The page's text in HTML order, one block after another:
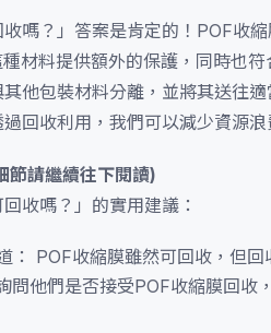
嗎？」答案是肯定的！POF收
材料提供額外的保護，同時也
他包裝材料分離，並將其送往
回收利用，我們可以減少資源浪
節請繼續往下閱讀)
收嗎？」的實用建議：
： POF收縮膜雖然可回收，但
問他們是否接受POF收縮膜回